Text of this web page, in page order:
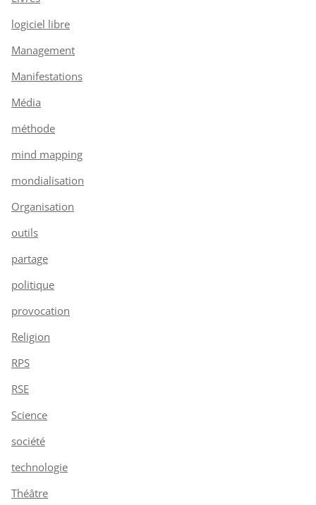
logiciel libre
Management
Manifestations
Média
méthode
mind mapping
mondialisation
Organisation
outils
partage
politique
provocation
Religion
RPS
RSE
Science
société
technologie
Théâtre